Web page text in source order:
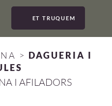
ET TRUQUEM
> DAGUERIA I
I AFILADORS